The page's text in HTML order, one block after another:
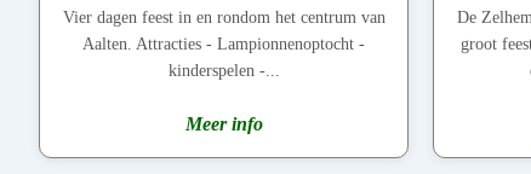
Vier dagen feest in en rondom het centrum van
Aalten. Attracties - Lampionnenoptocht -
kinderspelen -...
Meer info
De
groot